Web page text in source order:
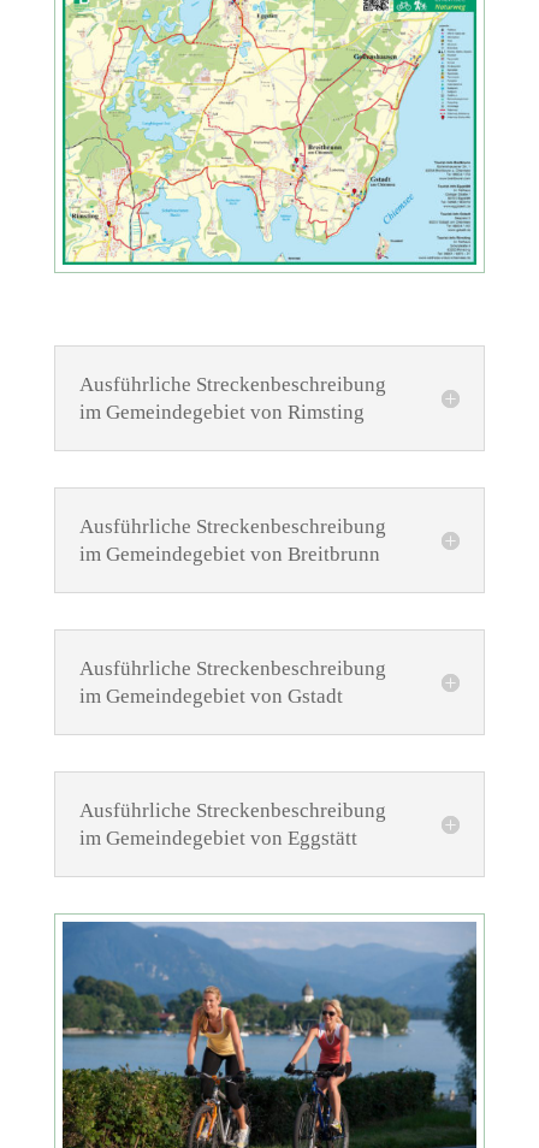
Ausführliche Streckenbeschreibung
im Gemeindegebiet von Rimsting
Ausführliche Streckenbeschreibung
im Gemeindegebiet von Breitbrunn
Ausführliche Streckenbeschreibung
im Gemeindegebiet von Gstadt
Ausführliche Streckenbeschreibung
im Gemeindegebiet von Eggstätt